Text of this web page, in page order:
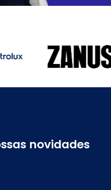
novidades